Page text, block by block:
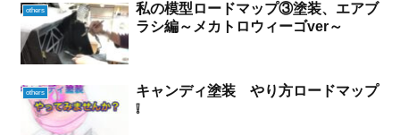
others
私の模型ロードマップ③塗装、エアブ
ラシ編～メカトロウィーゴver～
others
キャンディ塗装 やり方ロードマップ
❕